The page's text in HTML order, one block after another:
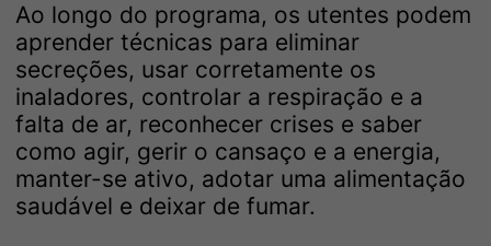
Ao longo do programa, os utentes podem
aprender técnicas para eliminar
secreções, usar corretamente os
inaladores, controlar a respiração e a
falta de ar, reconhecer crises e saber
como agir, gerir o cansaço e a energia,
manter-se ativo, adotar uma alimentação
saudável e deixar de fumar.